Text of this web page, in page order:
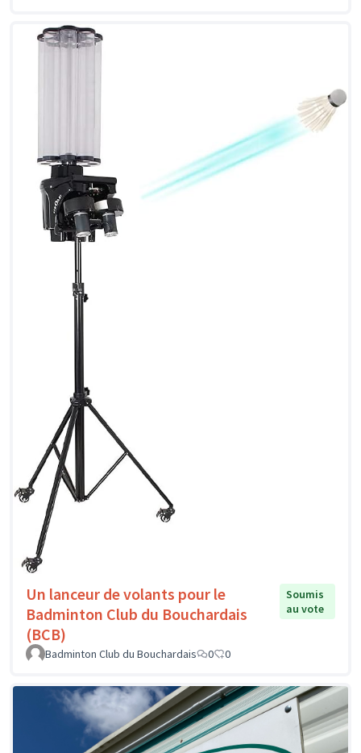
Un lanceur de volants pour le
Badminton Club du Bouchardais
(BCB)
Soumis
au vote
Badminton Club du Bouchardais 0 0